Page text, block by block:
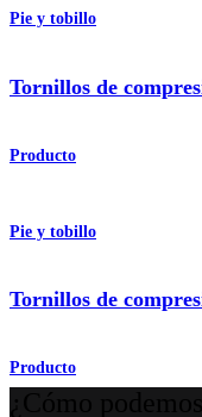
Pie y tobillo
Tornillos de
Producto
Pie y tobillo
Tornillos de
Producto